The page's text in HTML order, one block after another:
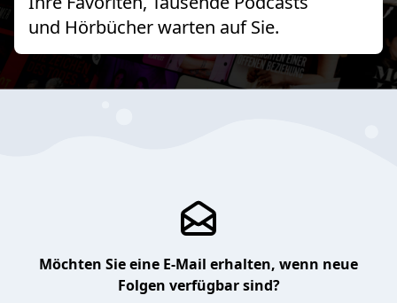
und Hörbücher warten auf Sie.
Möchten Sie eine E-Mail erhalten, wenn neue
Folgen verfügbar sind?